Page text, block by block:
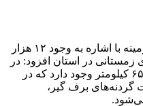
ارتباط فردا: ارسلان شکری در این زمینه با اشاره به وجود ۱۲ هزار
زمستانی در استان افزود: در
استان ۸۹ گردنه برف گیر به طول ۶۵۳ کیلومتر وجود دارد که در
گردنه‌های برف گیر،